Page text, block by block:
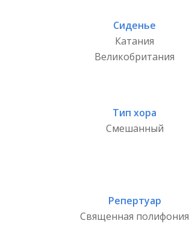
Сиденье
Катания
Великобритания
Тип хора
Смешанный
Репертуар
Священная полифония